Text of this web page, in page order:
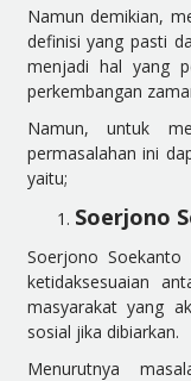
Namun demikian,
definisi yang pasti
menjadi hal yang
perkembangan
Namun, untuk
permasalahan ini
yaitu;
Soerjono
Soerjono
ketidaksesuaian
masyarakat yang
sosial jika dibiarkan.
Menurutnya